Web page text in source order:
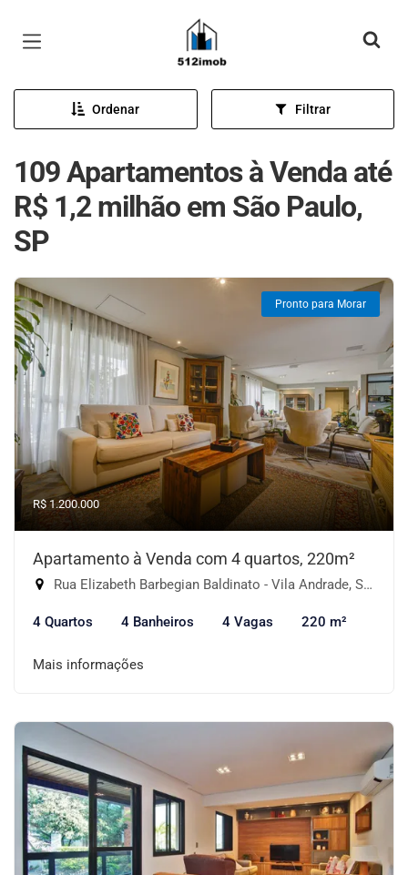
Página inicial
Ordenar Filtrar
109 Apartamentos à Venda até
R$ 1,2 milhão em São Paulo,
SP
Pronto para Morar
R$ 1.200.000
Apartamento à Venda com 4 quartos, 220m²
Rua Elizabeth Barbegian Baldinato - Vila Andrade, São Paulo-SP
4 Quartos 4 Banheiros 4 Vagas 220 m²
Mais informações